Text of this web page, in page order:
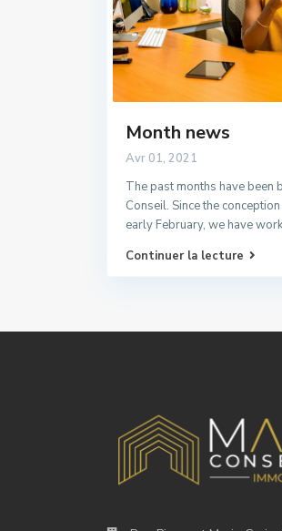
Month news
Avr 01, 2021
The past months have been
Conseil. Since the
early February, we have work
Continuer la lecture